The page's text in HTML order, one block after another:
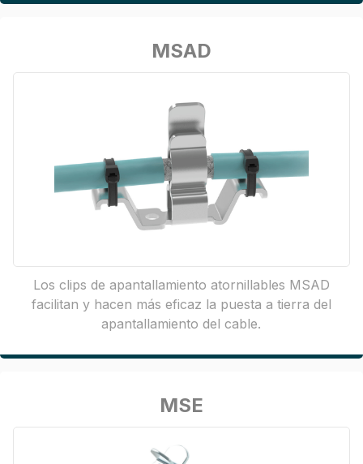
MSAD
Los clips de apantallamiento atornillables MSAD
facilitan y hacen más eficaz la puesta a tierra del
apantallamiento del cable.
MSE